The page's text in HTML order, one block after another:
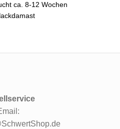
ca. 8-12 Wochen